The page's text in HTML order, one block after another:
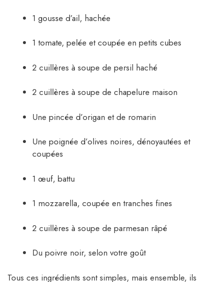
1 gousse d’ail, hachée
1 tomate, pelée et coupée en petits cubes
2 cuillères à soupe de persil haché
2 cuillères à soupe de chapelure maison
Une pincée d’origan et de romarin
Une poignée d’olives noires, dénoyautées et
coupées
1 œuf, battu
1 mozzarella, coupée en tranches fines
2 cuillères à soupe de parmesan râpé
Du poivre noir, selon votre goût
Tous ces ingrédients sont simples, mais ensemble, ils